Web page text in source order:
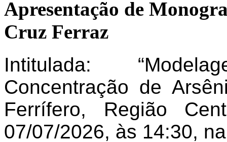
Apresentação de
Cruz Ferraz
Intitulada:
Concentração de
Ferrífero, Região
07/07/2026, às 14:30,